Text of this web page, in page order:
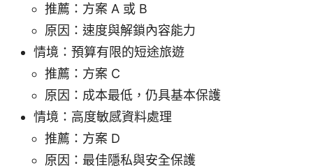
推薦：方案 A 或 B
原因：速度與解鎖內容能力
情境：預算有限的短途旅遊
推薦：方案 C
原因：成本最低，仍具基本保護
情境：高度敏感資料處理
推薦：方案 D
原因：最佳隱私與安全保護